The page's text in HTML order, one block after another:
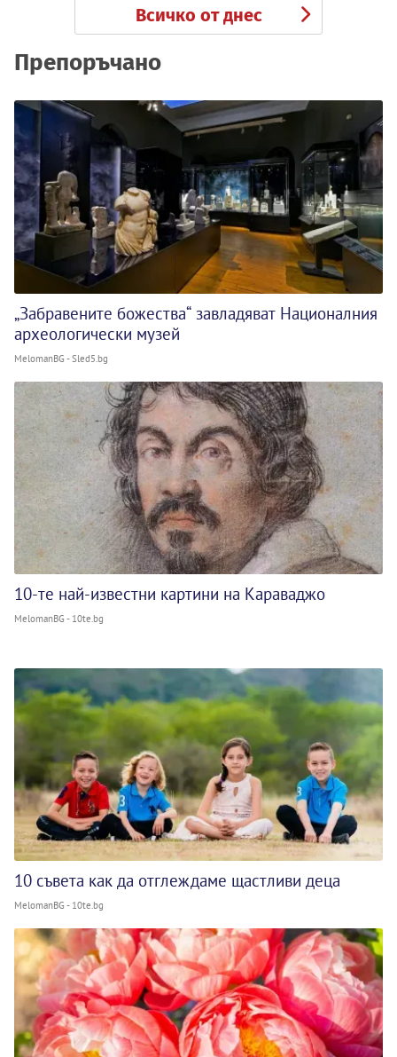
Всичко от днес
Препоръчано
„Забравените божества“ завладяват Националния
археологически музей
MelomanBG - Sled5.bg
10-те най-известни картини на Караваджо
MelomanBG - 10te.bg
10 съвета как да отглеждаме щастливи деца
MelomanBG - 10te.bg